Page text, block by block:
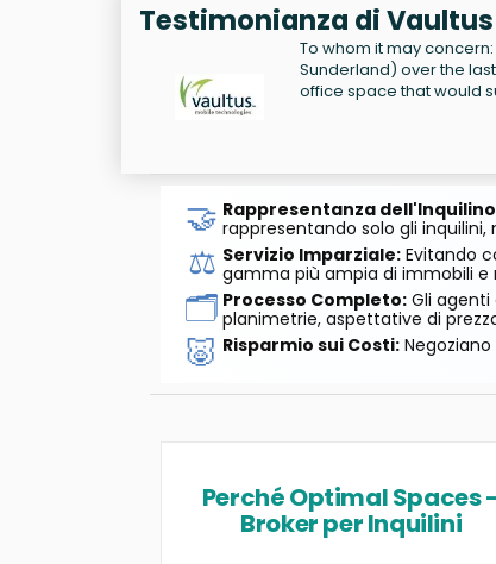
Testimonianza di
To whom it may
Sunderland) over the
office space that would
🤝 Rappresentanza
rappresentando solo gli inquilini,
⚖️ Servizio Imparziale:Evitando
gamma più ampia di immobili e
🗂️ Processo Completo:Gli agenti
planimetrie, aspettative di
🐷 Risparmio sui Costi:Negoziano
Perché Optimal Spaces
Broker per Inquilini